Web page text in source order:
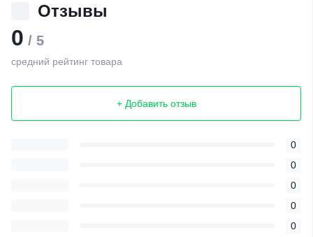
Отзывы
0 / 5
средний рейтинг товара
+ Добавить отзыв
0
0
0
0
0